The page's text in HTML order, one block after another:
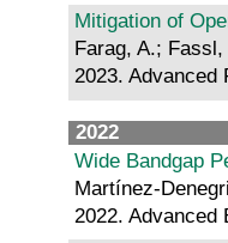
Mitigation of
Farag, A.;
2023. Advanced
2022
Wide Bandgap
Martínez-
2022. Advanced